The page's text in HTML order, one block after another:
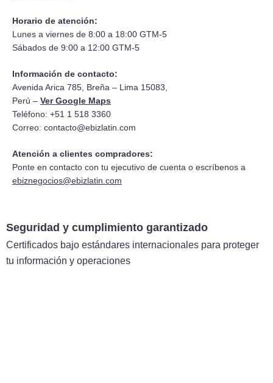
Horario de atención:
Lunes a viernes de 8:00 a 18:00 GTM-5
Sábados de 9:00 a 12:00 GTM-5
Información de contacto:
Avenida Arica 785, Breña – Lima 15083,
Perú – Ver Google Maps
Teléfono: +51 1 518 3360
Correo: contacto@ebizlatin.com
Atención a clientes compradores:
Ponte en contacto con tu ejecutivo de cuenta o escríbenos a
ebiznegocios@ebizlatin.com
Seguridad y cumplimiento garantizado
Certificados bajo estándares internacionales para proteger
tu información y operaciones